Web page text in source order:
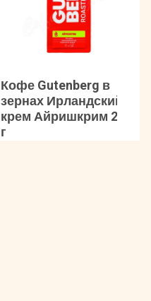
Кофе Gutenberg в
зернах Ирландский
крем Айришкрим 250
г